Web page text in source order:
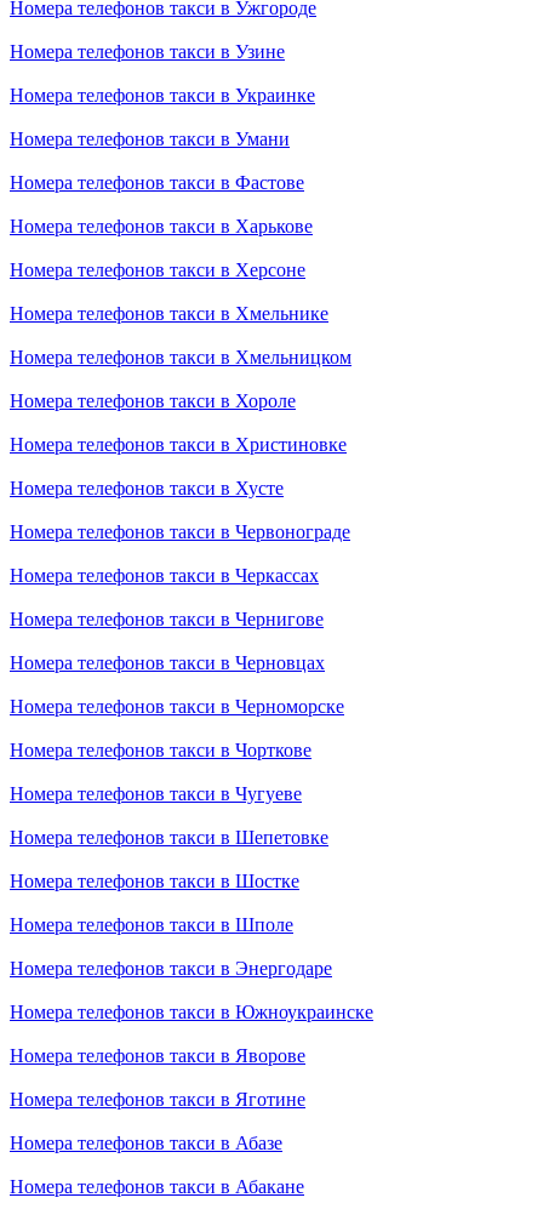
Номера телефонов такси в Ужгороде
Номера телефонов такси в Узине
Номера телефонов такси в Украинке
Номера телефонов такси в Умани
Номера телефонов такси в Фастове
Номера телефонов такси в Харькове
Номера телефонов такси в Херсоне
Номера телефонов такси в Хмельнике
Номера телефонов такси в Хмельницком
Номера телефонов такси в Хороле
Номера телефонов такси в Христиновке
Номера телефонов такси в Хусте
Номера телефонов такси в Червонограде
Номера телефонов такси в Черкассах
Номера телефонов такси в Чернигове
Номера телефонов такси в Черновцах
Номера телефонов такси в Черноморске
Номера телефонов такси в Чорткове
Номера телефонов такси в Чугуеве
Номера телефонов такси в Шепетовке
Номера телефонов такси в Шостке
Номера телефонов такси в Шполе
Номера телефонов такси в Энергодаре
Номера телефонов такси в Южноукраинске
Номера телефонов такси в Яворове
Номера телефонов такси в Яготине
Номера телефонов такси в Абазе
Номера телефонов такси в Абакане